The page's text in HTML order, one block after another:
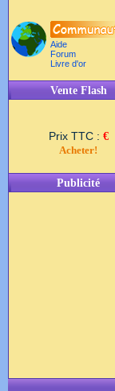
Aide
Forum
Livre d'or
Vente Flash
Prix TTC : €
Acheter!
Publicité